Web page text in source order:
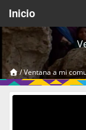
Inicio
Acerca de
Videos Temáticos
/Ventana a mi